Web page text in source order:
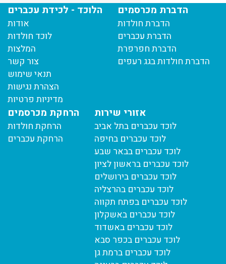
עודכן לאחרונה: 08/02/2026, 13:45הלוכד - לכידת עכברים
אודות
לוכד חולדות
המלצות
צור קשר
תנאי שימוש
הצהרת נגישות
מדיניות פרטיות
הדברת מכרסמים
הדברת חולדות
הדברת עכברים
הדברת חפרפרת
הדברת חולדות בגג רעפים
הרחקת מכרסמים
הרחקת חולדות
הרחקת עכברים
אזורי שירות
לוכד עכברים בתל אביב
לוכד עכברים בחיפה
לוכד עכברים בבאר שבע
לוכד עכברים בראשון לציון
לוכד עכברים בירושלים
לוכד עכברים בהרצליה
לוכד עכברים בפתח תקווה
לוכד עכברים באשקלון
לוכד עכברים באשדוד
לוכד עכברים בכפר סבא
לוכד עכברים ברמת גן